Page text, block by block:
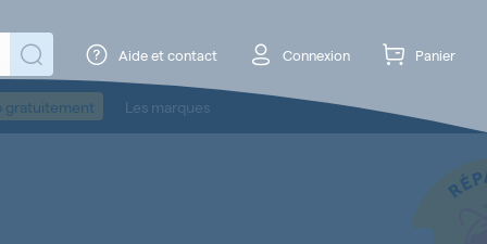
Aide et contact Connexion Panier
gratuitement Les marques